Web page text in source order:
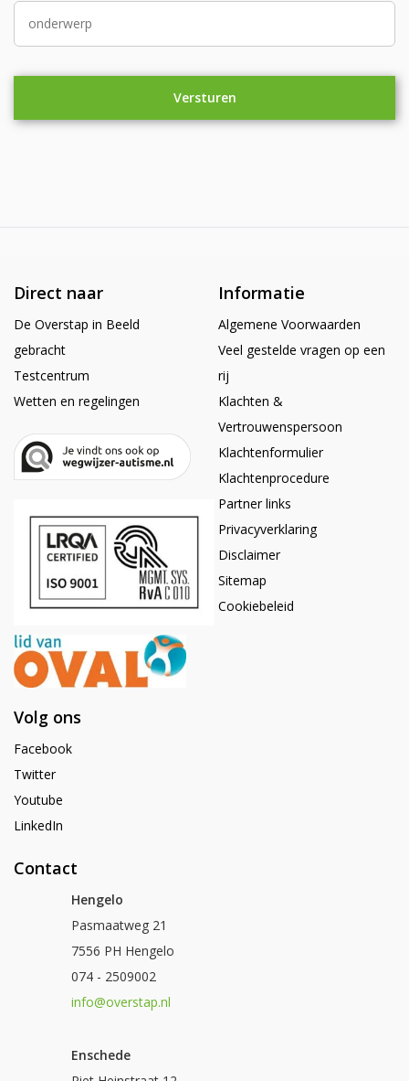
Direct naar
De Overstap in Beeld
gebracht
Testcentrum
Wetten en regelingen
Informatie
Algemene Voorwaarden
Veel gestelde vragen op een
rij
Klachten &
Vertrouwenspersoon
Klachtenformulier
Klachtenprocedure
Partner links
Privacyverklaring
Disclaimer
Sitemap
Cookiebeleid
Volg ons
Facebook
Twitter
Youtube
LinkedIn
Contact
Hengelo
Pasmaatweg 21
7556 PH Hengelo
074 - 2509002
info@overstap.nl
Enschede